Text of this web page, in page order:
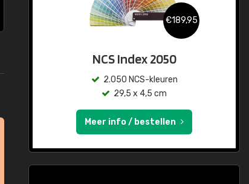
€189,95
NCS Index 2050
2.050 NCS-kleuren
29,5 x 4,5 cm
Meer info / bestellen